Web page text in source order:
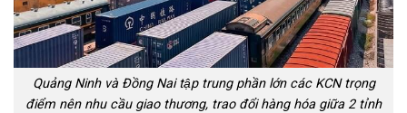
Quảng Ninh và Đồng Nai tập trung phần lớn các KCN trọng
điểm nên nhu cầu giao thương, trao đổi hàng hóa giữa 2 tỉnh